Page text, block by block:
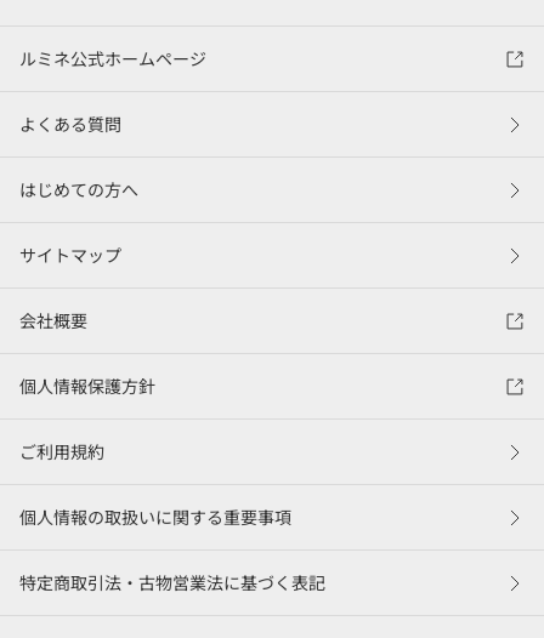
ルミネ公式ホームページ
よくある質問
はじめての方へ
サイトマップ
会社概要
個人情報保護方針
ご利用規約
個人情報の取扱いに関する重要事項
特定商取引法・古物営業法に基づく表記